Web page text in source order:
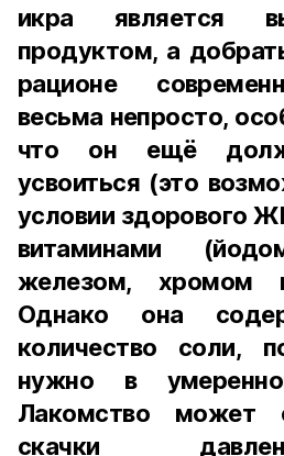
икра является
продуктом, а
рационе
весьма непросто,
что он ещё
усвоиться (это
условии здорового
витаминами
железом, хромом
Однако она
количество соли,
нужно в
Лакомство может
скачки